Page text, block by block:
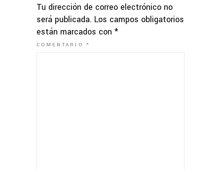
Tu dirección de correo electrónico no
será publicada. Los campos obligatorios
están marcados con *
COMENTARIO*